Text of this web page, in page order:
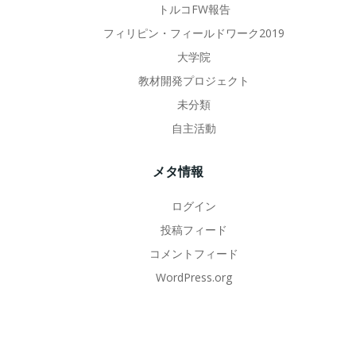
トルコFW報告
フィリピン・フィールドワーク2019
大学院
教材開発プロジェクト
未分類
自主活動
メタ情報
ログイン
投稿フィード
コメントフィード
WordPress.org